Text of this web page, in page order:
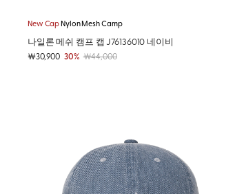
New CapNylon Mesh Camp
나일론 메쉬 캠프 캡 J76136010 네이비
￦30,900 30% ￦44,000